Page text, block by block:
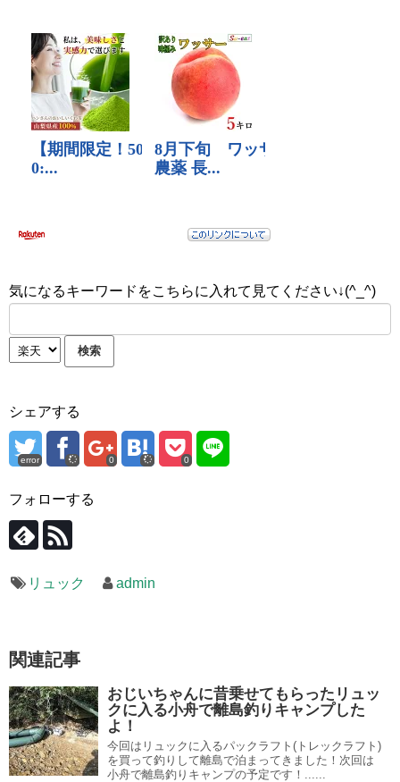
気になるキーワードをこちらに入れて見てください↓(^_^)
シェアする
error 0 0
フォローする
リュック admin
関連記事
おじいちゃんに昔乗せてもらったリュッ
クに入る小舟で離島釣りキャンプした
よ！
今回はリュックに入るパックラフト(トレックラフト)
を買って釣りして離島で泊まってきました！次回は
小舟で離島釣りキャンプの予定です！......